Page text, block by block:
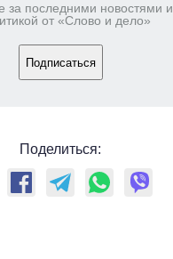
за последними новостями и
от «Слово и дело»
Подписаться
Поделиться: